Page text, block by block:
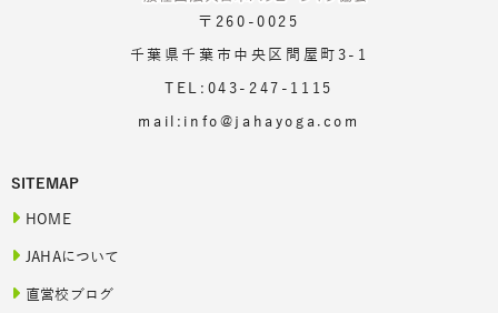
〒260-0025
千葉県千葉市中央区問屋町3-1
TEL:043-247-1115
mail:info@jahayoga.com
SITEMAP
HOME
JAHAについて
直営校ブログ